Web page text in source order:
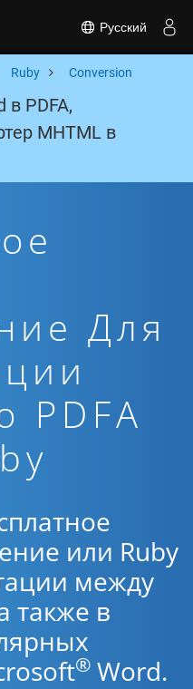
Русский
Ruby Conversion
в PDFA,
MHTML в
Для
PDFA
или Ruby
между
также в
® Word.